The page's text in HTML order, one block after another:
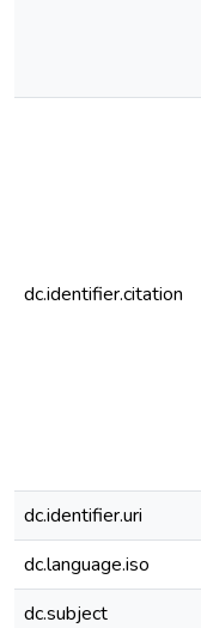
dc.identifier.citation
dc.identifier.uri
dc.language.iso
dc.subject